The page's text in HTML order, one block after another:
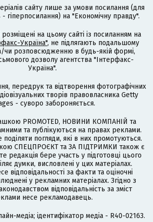
сайту лише за умови посилання (для
гіперпосилання) на "Економічну правду".
розміщені на цьому сайті із посиланням на
Україна", не підлягають подальшому
чи розповсюдженню в будь-якій формі,
дозволу агентства "Інтерфакс-
Україна".
передрук та відтворення фотографічних
творів правовласника Getty
- суворо забороняється.
PROMOTED, НОВИНИ КОМПАНІЙ та
та публікуються на правах реклами.
погляди, які в них промотуються.
СПЕЦПРОЄКТ та ЗА ПІДТРИМКИ також є
редакція бере участь у підготовці цього
думки, висловлені у цих матеріалах.
відповідальності за факти та оціночні
у рекламних матеріалах. Згідно з
відповідальність за зміст
несе рекламодавець.
медіа; ідентифікатор медіа - R40-02163.